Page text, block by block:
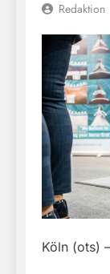
Redaktion
Köln (ots) –